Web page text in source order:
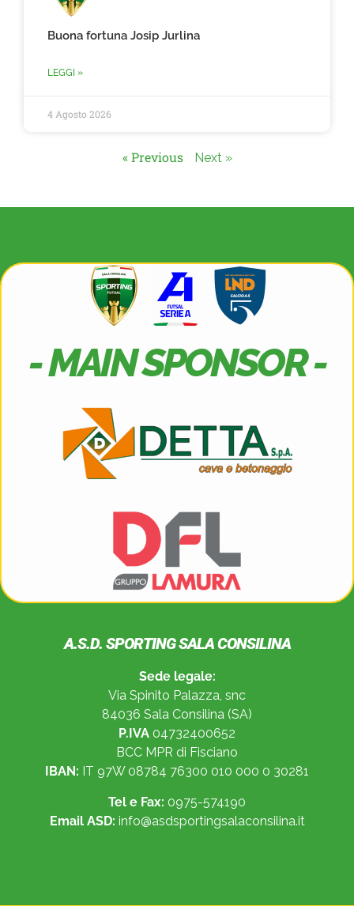
Buona fortuna Josip Jurlina
LEGGI »
4 Agosto 2026
« Previous Next »
- MAIN SPONSOR -
A.S.D. SPORTING SALA CONSILINA
Sede legale:
Via Spinito Palazza, snc
84036 Sala Consilina (SA)
P.IVA 04732400652
BCC MPR di Fisciano
IBAN: IT 97W 08784 76300 010 000 0 30281
Tel e Fax: 0975-574190
Email ASD: info@asdsportingsalaconsilina.it